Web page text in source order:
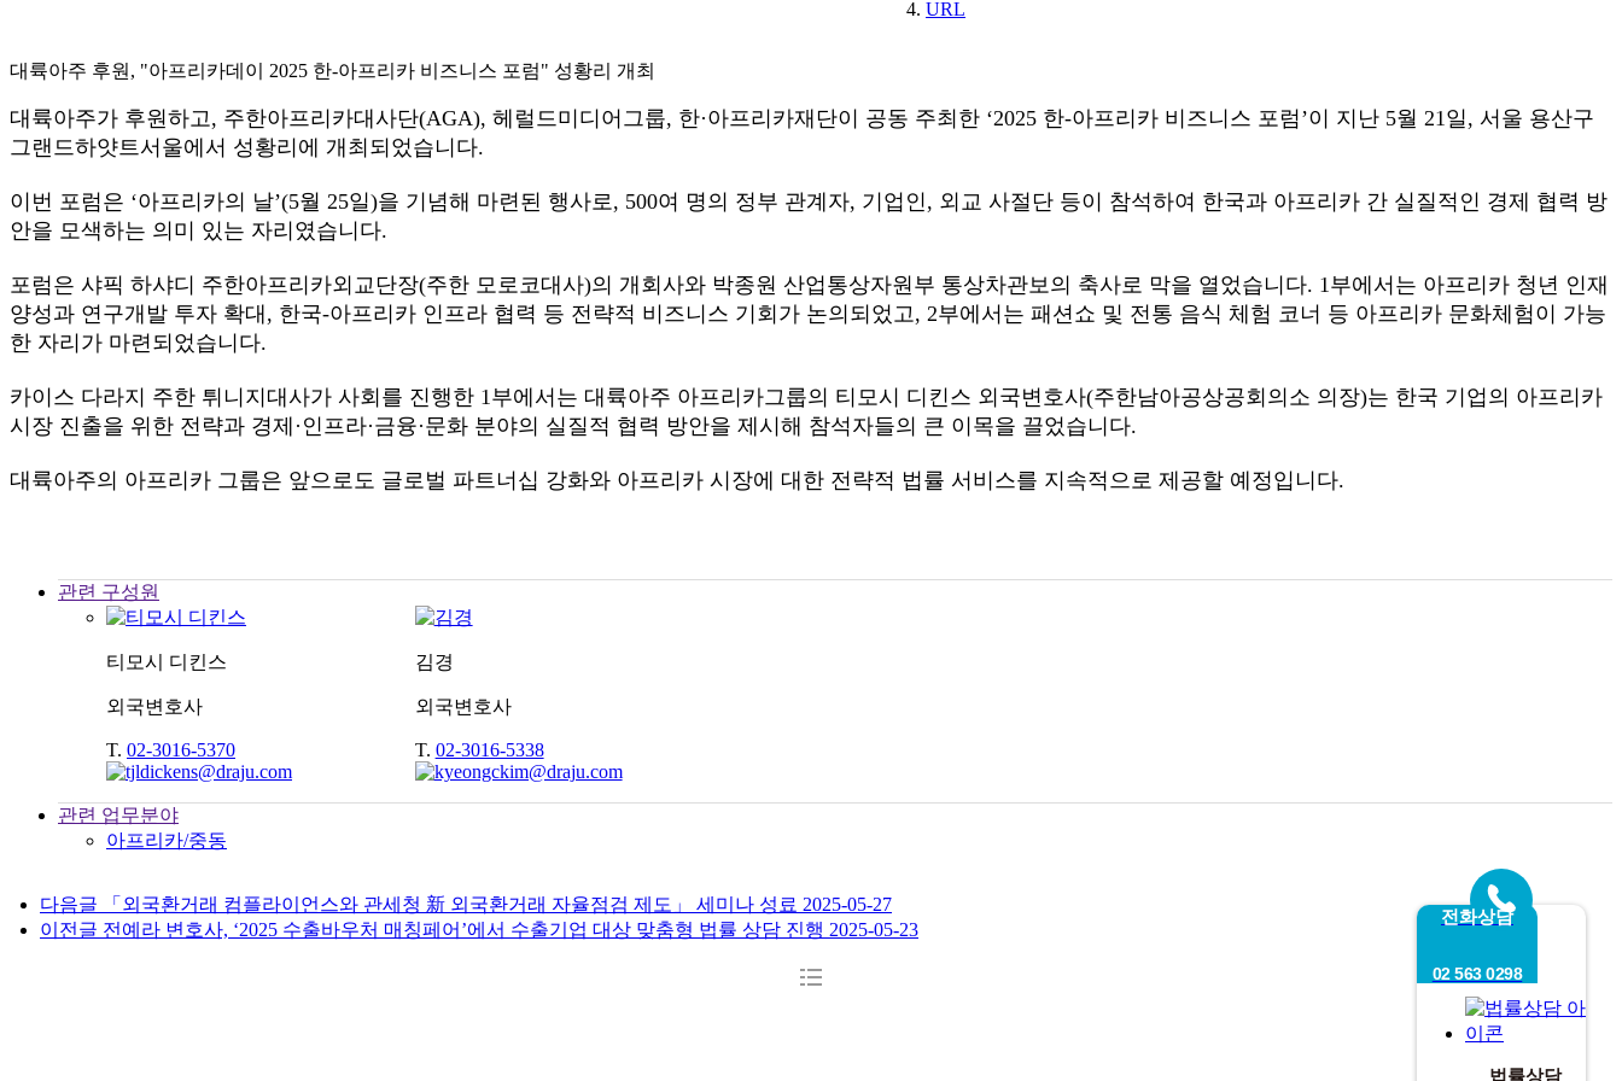
전화상담
02 563 0298
법률상담
URL
대륙아주 후원, "아프리카데이 2025 한-아프리카 비즈니스 포럼" 성황리 개최
대륙아주가 후원하고, 주한아프리카대사단(AGA), 헤럴드미디어그룹, 한·아프리카재단이 공동 주최한 ‘2025 한-아프리카 비즈니스 포럼’이 지난 5월 21일, 서울 용산구
그랜드하얏트서울에서 성황리에 개최되었습니다.
이번 포럼은 ‘아프리카의 날’(5월 25일)을 기념해 마련된 행사로, 500여 명의 정부 관계자, 기업인, 외교 사절단 등이 참석하여 한국과 아프리카 간 실질적인 경제 협력 방
안을 모색하는 의미 있는 자리였습니다.
포럼은 샤픽 하샤디 주한아프리카외교단장(주한 모로코대사)의 개회사와 박종원 산업통상자원부 통상차관보의 축사로 막을 열었습니다. 1부에서는 아프리카 청년 인재
양성과 연구개발 투자 확대, 한국-아프리카 인프라 협력 등 전략적 비즈니스 기회가 논의되었고, 2부에서는 패션쇼 및 전통 음식 체험 코너 등 아프리카 문화체험이 가능
한 자리가 마련되었습니다.
카이스 다라지 주한 튀니지대사가 사회를 진행한 1부에서는 대륙아주 아프리카그룹의 티모시 디킨스 외국변호사(주한남아공상공회의소 의장)는 한국 기업의 아프리카
시장 진출을 위한 전략과 경제·인프라·금융·문화 분야의 실질적 협력 방안을 제시해 참석자들의 큰 이목을 끌었습니다.
대륙아주의 아프리카 그룹은 앞으로도 글로벌 파트너십 강화와 아프리카 시장에 대한 전략적 법률 서비스를 지속적으로 제공할 예정입니다.
관련 구성원
티모시 디킨스
외국변호사
T. 02-3016-5370
김경
외국변호사
T. 02-3016-5338
관련 업무분야
아프리카/중동
다음글 「외국환거래 컴플라이언스와 관세청 新 외국환거래 자율점검 제도」 세미나 성료 2025-05-27
이전글 전예라 변호사, ‘2025 수출바우처 매칭페어’에서 수출기업 대상 맞춤형 법률 상담 진행 2025-05-23